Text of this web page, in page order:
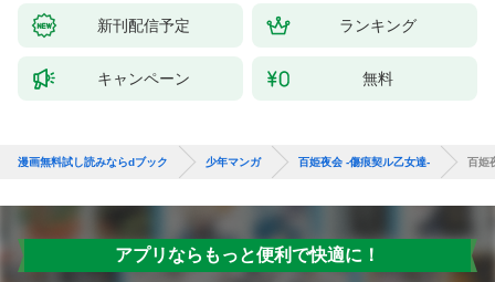
新刊配信予定 ランキング
キャンペーン 無料
漫画無料試し読みならdブック 少年マンガ 百姫夜会 -傷痕契ル乙女達- 百姫
アプリならもっと便利で快適に！